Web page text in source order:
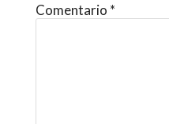
Comentario *